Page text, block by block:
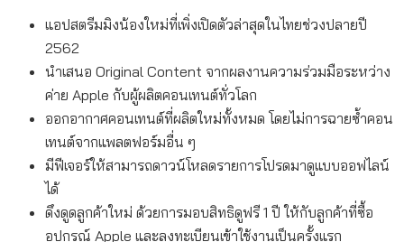
แอปสตรีมมิงน้องใหม่ที่เพิ่งเปิดตัวล่าสุดในไทยช่วงปลายปี
2562
นำเสนอ Original Content จากผลงานความร่วมมือระหว่าง
ค่าย Apple กับผู้ผลิตคอนเทนต์ทั่วโลก
ออกอากาศคอนเทนต์ที่ผลิตใหม่ทั้งหมด โดยไม่การฉายซ้ำคอน
เทนต์จากแพลตฟอร์มอื่น ๆ
มีฟีเจอร์ให้สามารถดาวน์โหลดรายการโปรดมาดูแบบออฟไลน์
ได้
ดึงดูดลูกค้าใหม่ ด้วยการมอบสิทธิดูฟรี 1 ปี ให้กับลูกค้าที่ซื้อ
อุปกรณ์ Apple และลงทะเบียนเข้าใช้งานเป็นครั้งแรก